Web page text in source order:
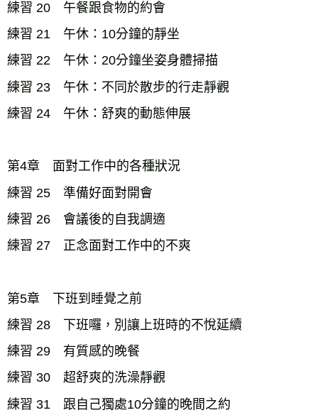
練習 20 午餐跟食物的約會
練習 21 午休：10分鐘的靜坐
練習 22 午休：20分鐘坐姿身體掃描
練習 23 午休：不同於散步的行走靜觀
練習 24 午休：舒爽的動態伸展
第4章 面對工作中的各種狀況
練習 25 準備好面對開會
練習 26 會議後的自我調適
練習 27 正念面對工作中的不爽
第5章 下班到睡覺之前
練習 28 下班囉，別讓上班時的不悅延續
練習 29 有質感的晚餐
練習 30 超舒爽的洗澡靜觀
練習 31 跟自己獨處10分鐘的晚間之約